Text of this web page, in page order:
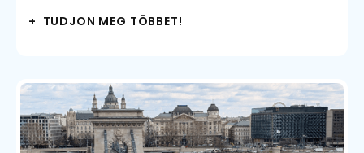
+ TUDJON MEG TÖBBET!